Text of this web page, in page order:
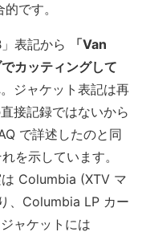
です。
表記から
「Van
カッティングして
。ジャケット表記は再
接記録ではないから
で詳述したのと同
を示しています。
Columbia (XTV マ
、Columbia LP カー
ャケットには